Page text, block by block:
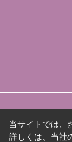
当サイトでは、
詳しくは、当社